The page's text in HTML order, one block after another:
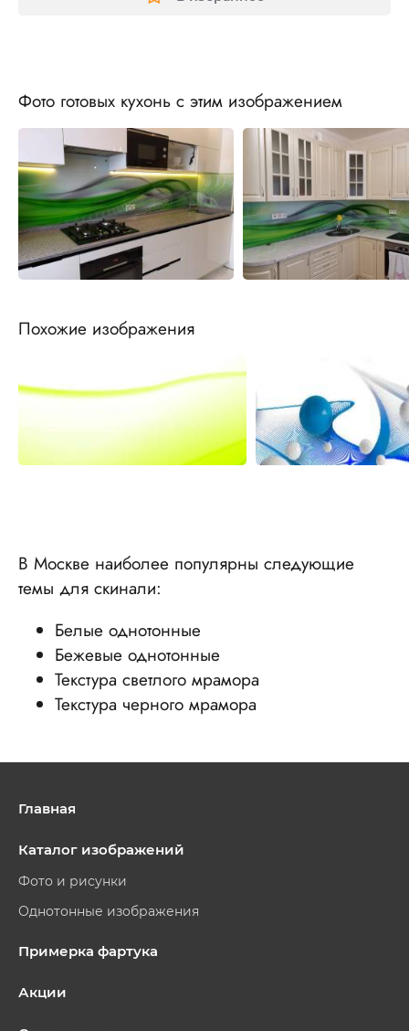
Фото готовых кухонь с этим изображением
Похожие изображения
В Москве наиболее популярны следующие
темы для скинали:
Белые однотонные
Бежевые однотонные
Текстура светлого мрамора
Текстура черного мрамора
Главная
Каталог изображений
Фото и рисунки
Однотонные изображения
Примерка фартука
Акции